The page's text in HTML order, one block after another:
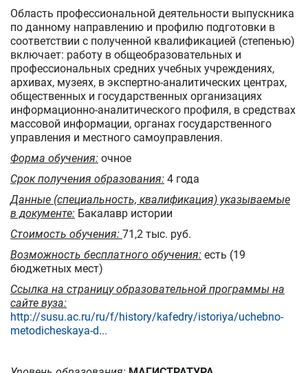
Область профессиональной деятельности выпускника
по данному направлению и профилю подготовки в
соответствии с полученной квалификацией (степенью)
включает: работу в общеобразовательных и
профессиональных средних учебных учреждениях,
архивах, музеях, в экспертно-аналитических центрах,
общественных и государственных организациях
информационно-аналитического профиля, в средствах
массовой информации, органах государственного
управления и местного самоуправления.
Форма обучения: очное
Срок получения образования: 4 года
Данные (специальность, квалификация) указываемые
в документе: Бакалавр истории
Стоимость обучения: 71,2 тыс. руб.
Возможность бесплатного обучения: есть (19
бюджетных мест)
Ссылка на страницу образовательной программы на
сайте вуза:
http://susu.ac.ru/ru/f/history/kafedry/istoriya/uchebno-
metodicheskaya-d...